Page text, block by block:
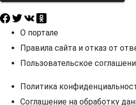
О портале
Правила сайта и отказ от
Пользовательское
Политика
Соглашение на обработку